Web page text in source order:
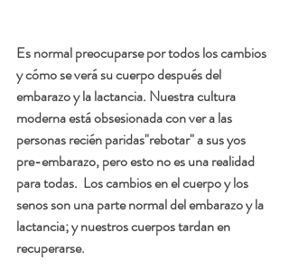
Es normal preocuparse por todos los cambios
y cómo se verá su cuerpo después del
embarazo y la lactancia. Nuestra cultura
moderna está obsesionada con ver a las
personas recién paridas"rebotar" a sus yos
pre-embarazo, pero esto no es una realidad
para todas.  Los cambios en el cuerpo y los
senos son una parte normal del embarazo y la
lactancia; y nuestros cuerpos tardan en
recuperarse.